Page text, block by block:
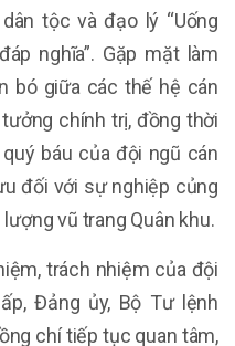
tộc và đạo lý “Uống
nghĩa”. Gặp mặt làm
bó giữa các thế hệ cán
chính trị, đồng thời
báu của đội ngũ cán
đối với sự nghiệp củng
vũ trang Quân khu.
trách nhiệm của đội
Đảng ủy, Bộ Tư lệnh
chí tiếp tục quan tâm,